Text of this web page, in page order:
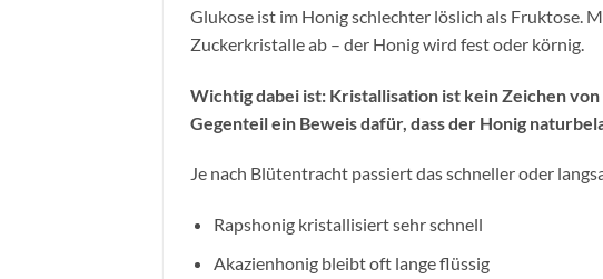
Glukose ist im Honig schlechter löslich als Fruktose.
Zuckerkristalle ab – der Honig wird fest oder körnig.
Wichtig dabei ist: Kristallisation ist kein Zeichen
Gegenteil ein Beweis dafür, dass der Honig
Je nach Blütentracht passiert das schneller oder
Rapshonig kristallisiert sehr schnell
Akazienhonig bleibt oft lange flüssig